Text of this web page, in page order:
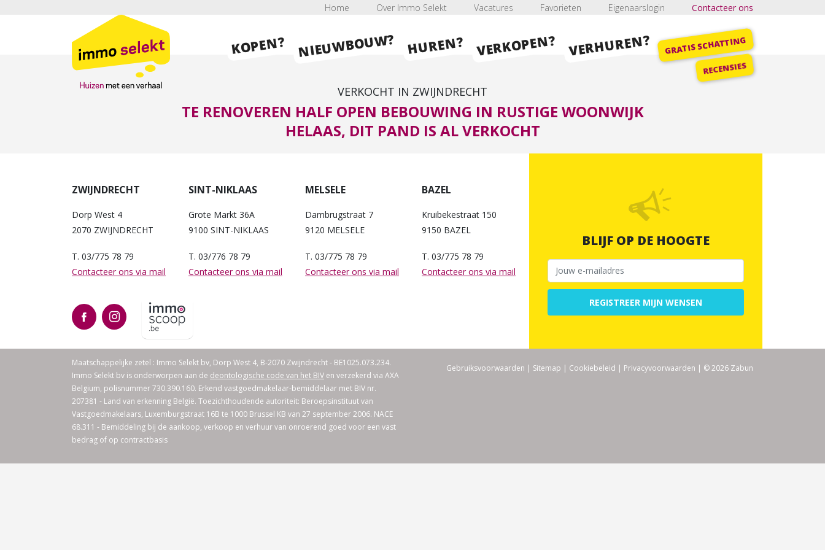
Home Over Immo Selekt Vacatures Favorieten Eigenaarslogin Contacteer ons
KOPEN? NIEUWBOUW? HUREN? VERKOPEN? VERHUREN? GRATIS SCHATTING
RECENSIES
VERKOCHT IN ZWIJNDRECHT
TE RENOVEREN HALF OPEN BEBOUWING IN RUSTIGE WOONWIJK
HELAAS, DIT PAND IS AL VERKOCHT
ZWIJNDRECHT
Dorp West 4
2070 ZWIJNDRECHT
T. 03/775 78 79
Contacteer ons via mail
SINT-NIKLAAS
Grote Markt 36A
9100 SINT-NIKLAAS
T. 03/776 78 79
Contacteer ons via mail
MELSELE
Dambrugstraat 7
9120 MELSELE
T. 03/775 78 79
Contacteer ons via mail
BAZEL
Kruibekestraat 150
9150 BAZEL
T. 03/775 78 79
Contacteer ons via mail
BLIJF OP DE HOOGTE
REGISTREER MIJN WENSEN
Maatschappelijke zetel : Immo Selekt bv, Dorp West 4, B-2070 Zwijndrecht - BE1025.073.234.
Immo Selekt bv is onderworpen aan de deontologische code van het BIV en verzekerd via AXA
Belgium, polisnummer 730.390.160. Erkend vastgoedmakelaar-bemiddelaar met BIV nr.
207381 - Land van erkenning België. Toezichthoudende autoriteit: Beroepsinstituut van
Vastgoedmakelaars, Luxemburgstraat 16B te 1000 Brussel KB van 27 september 2006. NACE
68.311 - Bemiddeling bij de aankoop, verkoop en verhuur van onroerend goed voor een vast
bedrag of op contractbasis
Gebruiksvoorwaarden | Sitemap | Cookiebeleid | Privacyvoorwaarden | © 2026 Zabun